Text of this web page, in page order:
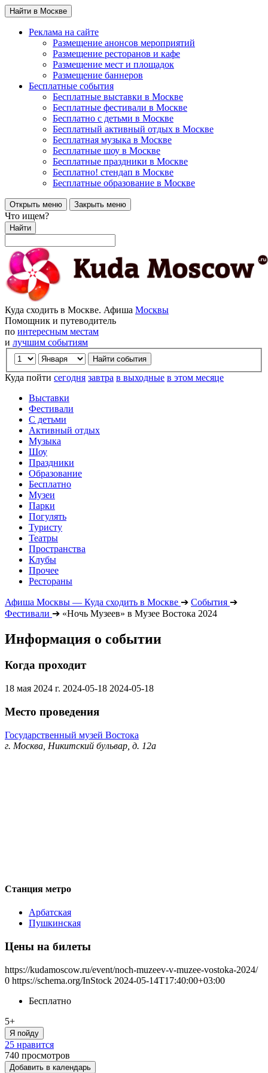
Найти в Москве
Реклама на сайте
Размещение анонсов мероприятий
Размещение ресторанов и кафе
Размещение мест и площадок
Размещение баннеров
Бесплатные события
Бесплатные выставки в Москве
Бесплатные фестивали в Москве
Бесплатно с детьми в Москве
Бесплатный активный отдых в Москве
Бесплатная музыка в Москве
Бесплатные шоу в Москве
Бесплатные праздники в Москве
Бесплатно! стендап в Москве
Бесплатные образование в Москве
Открыть меню Закрыть меню
Что ищем?
Найти
Куда сходить в Москве. Афиша Москвы
Помощник и путеводитель
по интересным местам
и лучшим событиям
Куда пойти сегодня завтра в выходные в этом месяце
Выставки
Фестивали
С детьми
Активный отдых
Музыка
Шоу
Праздники
Образование
Бесплатно
Музеи
Парки
Погулять
Туристу
Театры
Пространства
Клубы
Прочее
Рестораны
Афиша Москвы — Куда сходить в Москве ➔ События ➔
Фестивали ➔ «Ночь Музеев» в Музее Востока 2024
Информация о событии
Когда проходит
18 мая 2024 г. 2024-05-18 2024-05-18
Место проведения
Государственный музей Востока
г. Москва, Никитский бульвар, д. 12а
Станция метро
Арбатская
Пушкинская
Цены на билеты
https://kudamoscow.ru/event/noch-muzeev-v-muzee-vostoka-2024/
0 https://schema.org/InStock 2024-05-14T17:40:00+03:00
Бесплатно
5+
Я пойду
25 нравится
740 просмотров
Добавить в календарь